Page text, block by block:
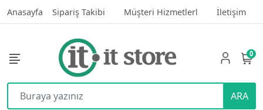
Anasayfa Sipariş Takibi Müşteri Hizmetlerl İletişim
ARA
0